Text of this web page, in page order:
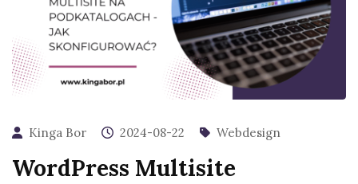
Kinga Bor 2024-08-22 Webdesign
WordPress Multisite